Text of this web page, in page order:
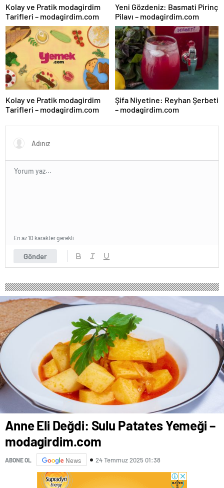
Kolay ve Pratik modagirdim
Tarifleri – modagirdim.com
Yeni Gözdeniz: Basmati Pirinç
Pilavı – modagirdim.com
Kolay ve Pratik modagirdim
Tarifleri – modagirdim.com
Şifa Niyetine: Reyhan Şerbeti
– modagirdim.com
Gönder
En az 10 karakter gerekli
Anne Eli Değdi: Sulu Patates Yemeği –
modagirdim.com
ABONE OL News 24 Temmuz 2025 01:38